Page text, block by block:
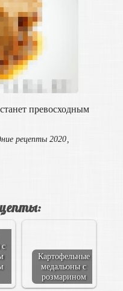
превосходным
рецепты 2020,
Картофельные
медальоны с
розмарином